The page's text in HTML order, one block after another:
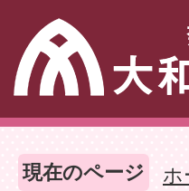
現在のページ ホ